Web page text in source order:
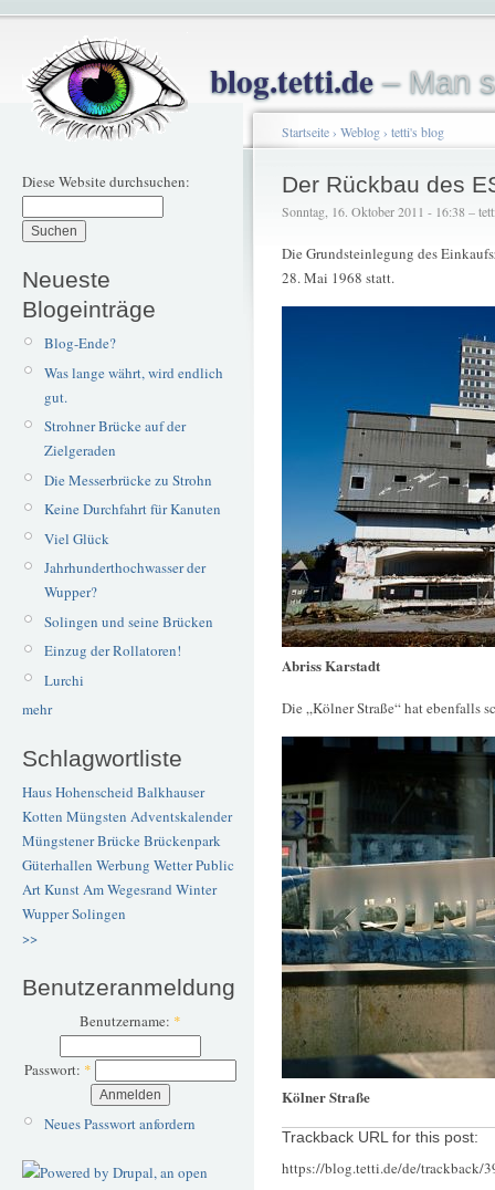
blog.tetti.de– Man
Diese Website durchsuchen:
Neueste
Blogeinträge
Blog-Ende?
Was lange währt, wird endlich
gut.
Strohner Brücke auf der
Zielgeraden
Die Messerbrücke zu Strohn
Keine Durchfahrt für Kanuten
Viel Glück
Jahrhunderthochwasser der
Wupper?
Solingen und seine Brücken
Einzug der Rollatoren!
Lurchi
mehr
Schlagwortliste
Haus Hohenscheid Balkhauser
Kotten Müngsten Adventskalender
Müngstener BrückeBrückenpark
Güterhallen Werbung WetterPublic
ArtKunstAm Wegesrand Winter
WupperSolingen
>>
Benutzeranmeldung
Benutzername: *
Passwort: *
Neues Passwort anfordern
Startseite› Weblog› tetti's blog
Der Rückbau des
Sonntag, 16. Oktober 2011 - 16:38 –
Die Grundsteinlegung des
28. Mai 1968 statt.
Abriss Karstadt
Die „Kölner Straße“ hat ebenfalls
Kölner Straße
Trackback URL for this post:
https://blog.tetti.de/de/trackback/